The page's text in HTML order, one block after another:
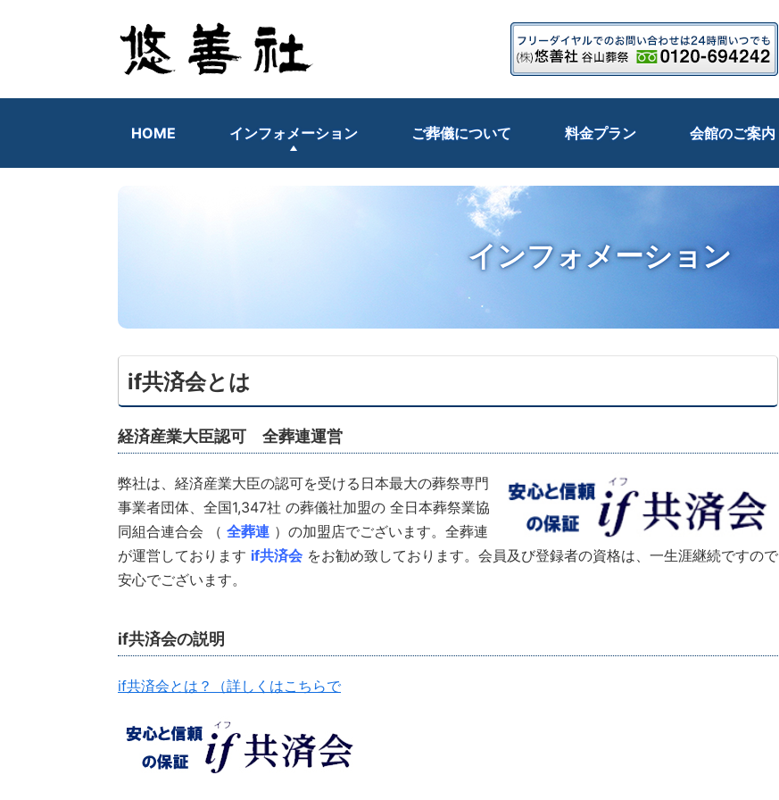
HOME インフォメーション ご葬儀について 料金プラン 会館のご案内
インフォメーション
if共済会とは
経済産業大臣認可 全葬連運営
弊社は、経済産業大臣の認可を受ける日本最大の葬祭専門
事業者団体、全国1,347社 の葬儀社加盟の 全日本葬祭業協
同組合連合会 （ 全葬連 ）の加盟店でございます。全葬連
が運営しております if共済会 をお勧め致しております。会員及び登録者の資格は、一生涯継続ですので
安心でございます。
if共済会の説明
if共済会とは？（詳しくはこちらで